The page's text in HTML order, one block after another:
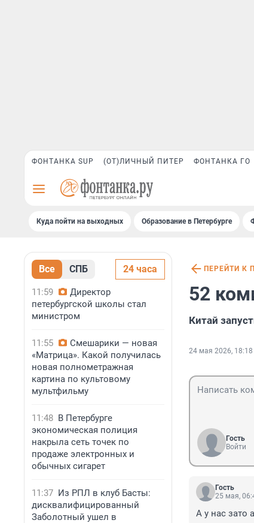
ФОНТАНКА SUP (ОТ)ЛИЧНЫЙ ПИТЕР ФОНТАНКА ГО
Куда пойти на выходных Образование в Петербурге
Все СПБ 24 часа
11:59
Директор
петербургской школы стал
министром
11:55
Смешарики — новая
«Матрица». Какой получилась
новая полнометражная
картина по культовому
мультфильму
11:48 В Петербурге
экономическая полиция
накрыла сеть точек по
продаже электронных и
обычных сигарет
11:37 Из РПЛ в клуб Басты:
дисквалифицированный
Заболотный ушел в
ПЕРЕЙТИ К
52
Китай
24 мая 2026, 18:18
Гость
Войти
Гость
25 мая,
А у нас зато